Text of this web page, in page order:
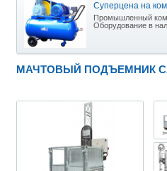
Суперцена на
Промышленный
Оборудование в
15.10.2018
Уникальная
05.09.2018
Новое
Насосы Calpeda в
https://
15.01.2018
МАЧТОВЫЙ ПОДЪЕМНИК